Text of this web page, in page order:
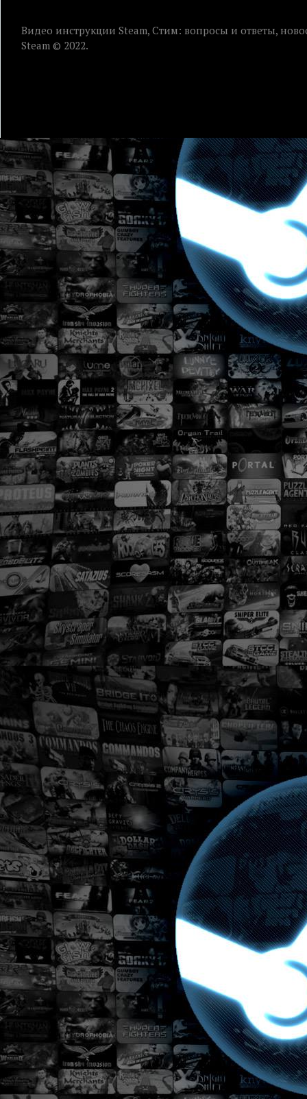
Видео инструкции Steam, Стим: вопросы и ответы,
Steam © 2022.